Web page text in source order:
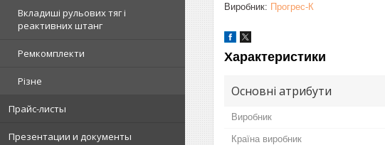
Вкладиші рульових тяг і
реактивних штанг
Ремкомплекти
Різне
Прайс-листы
Презентации и документы
Виробник: Прогрес-К
Характеристики
Основні атрибути
Виробник
Країна виробник